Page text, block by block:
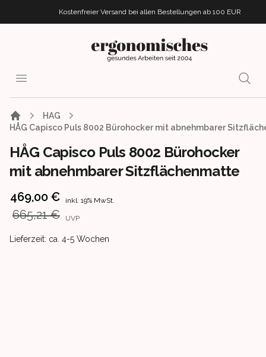
Kostenfreier Versand bei allen Bestellungen ab 100 EUR
ergonomisches.de
Open menu
HAG
HÅG Capisco Puls 8002 Bürohocker mit abnehmbarer
HÅG Capisco Puls 8002 Bürohocker
mit abnehmbarer Sitzflächenmatte
Product information
469,00 € inkl. 19% MwSt.
665,21 € UVP
Product delivery information
Lieferzeit: ca. 4-5 Wochen